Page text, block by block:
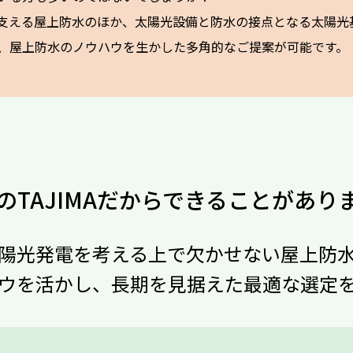
る屋上防水のほか、太陽光設備と防水の接点となる太陽
上防水のノウハウを生かした多角的なご提案が可能です。
TAJIMAだからできることがあり
光発電を考える上で欠かせない屋上防
を活かし、長期を見据えた最適な選定